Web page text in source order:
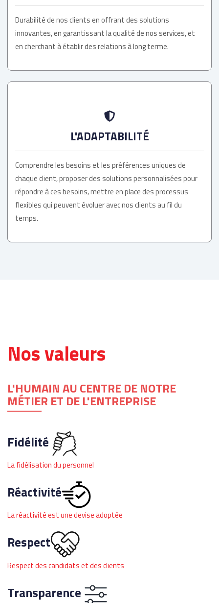
Durabilité de nos clients en offrant des solutions
innovantes, en garantissant la qualité de nos services, et
en cherchant à établir des relations à long terme.
L'ADAPTABILITÉ
Comprendre les besoins et les préférences uniques de
chaque client, proposer des solutions personnalisées pour
répondre à ces besoins, mettre en place des processus
flexibles qui peuvent évoluer avec nos clients au fil du
temps.
Nos valeurs
L'HUMAIN AU CENTRE DE NOTRE
MÉTIER ET DE L'ENTREPRISE
Fidélité
La fidélisation du personnel
Réactivité
La réactivité est une devise adoptée
Respect
Respect des candidats et des clients
Transparence